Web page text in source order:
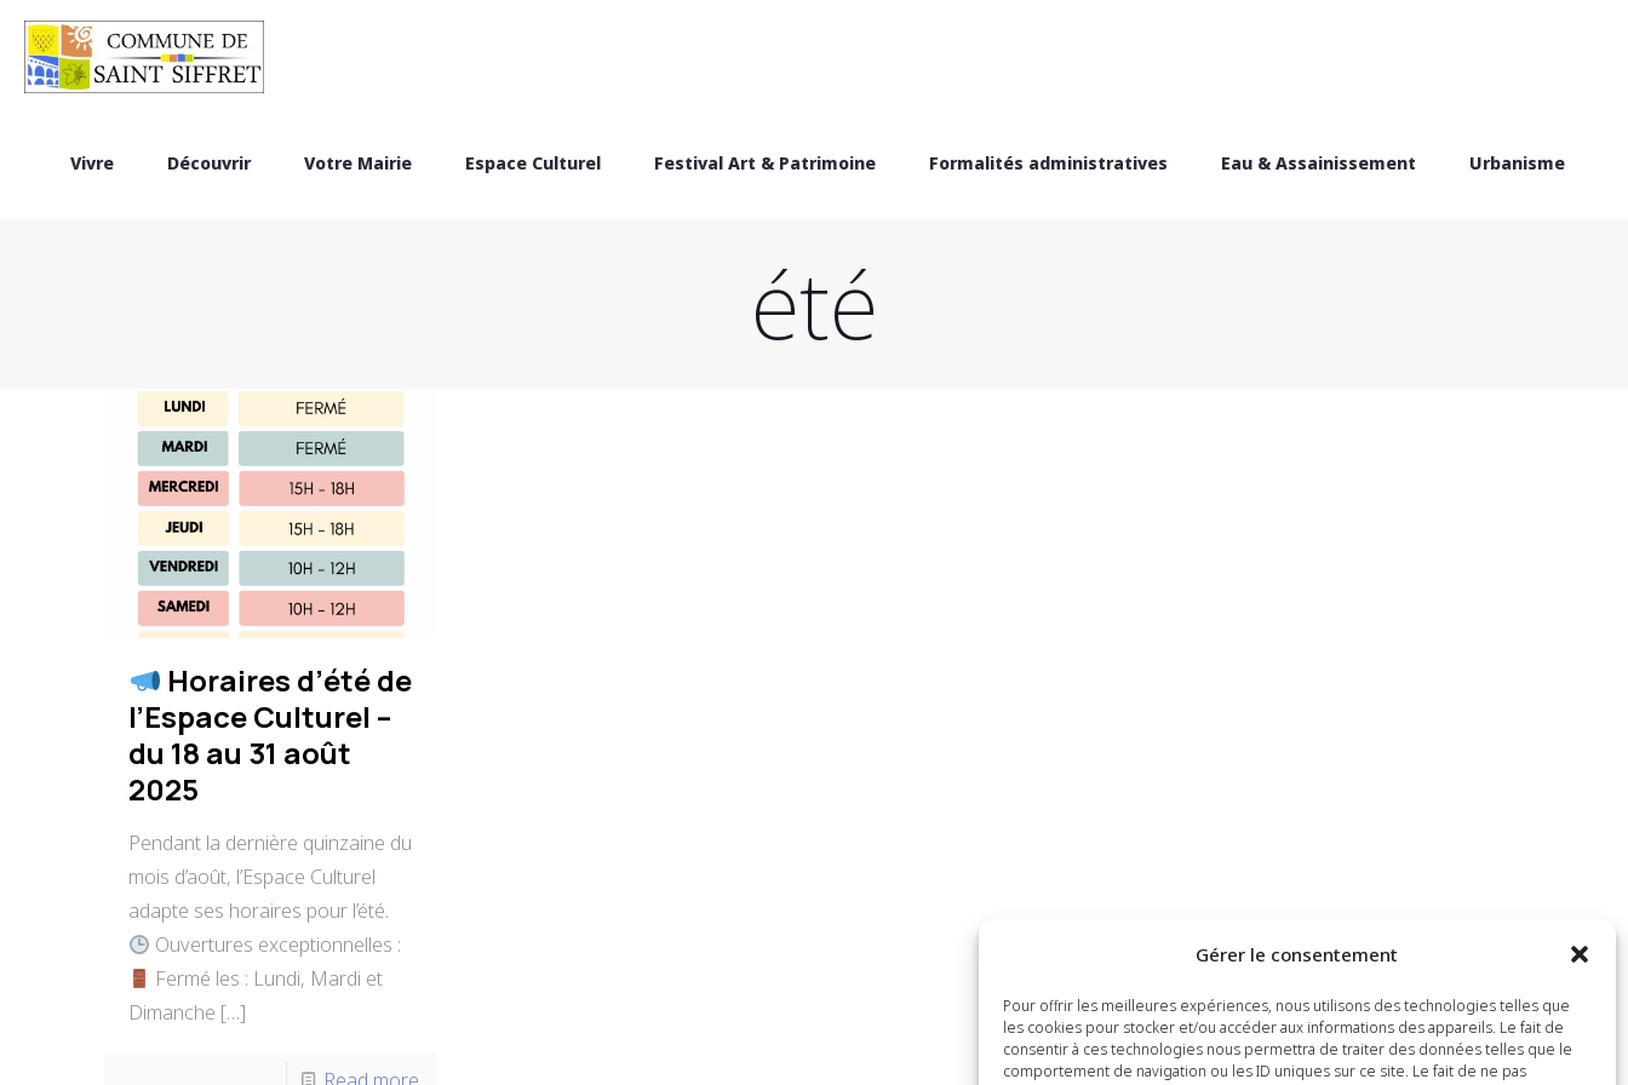
Gérer le consentement
Pour offrir les meilleures expériences, nous utilisons des technologies telles que
les cookies pour stocker et/ou accéder aux informations des appareils. Le fait de
consentir à ces technologies nous permettra de traiter des données telles que le
comportement de navigation ou les ID uniques sur ce site. Le fait de ne pas
Vivre Découvrir Votre Mairie Espace Culturel Festival Art & Patrimoine Formalités administratives Eau & Assainissement Urbanisme
été
Horaires d’été de
l’Espace Culturel –
du 18 au 31 août
2025
Pendant la dernière quinzaine du
mois d’août, l’Espace Culturel
adapte ses horaires pour l’été.
Ouvertures exceptionnelles :
Fermé les : Lundi, Mardi et
Dimanche […]